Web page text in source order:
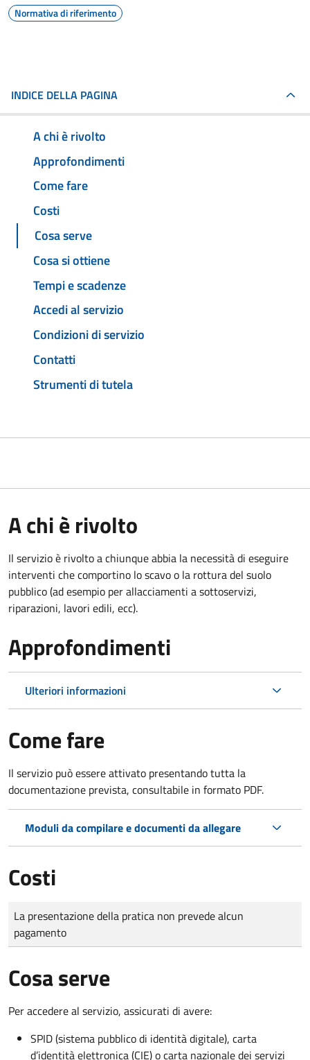
Normativa di riferimento
INDICE DELLA PAGINA
A chi è rivolto
Approfondimenti
Come fare
Costi
Cosa serve
Cosa si ottiene
Tempi e scadenze
Accedi al servizio
Condizioni di servizio
Contatti
Strumenti di tutela
A chi è rivolto
Il servizio è rivolto a chiunque abbia la necessità di eseguire
interventi che comportino lo scavo o la rottura del suolo
pubblico (ad esempio per allacciamenti a sottoservizi,
riparazioni, lavori edili, ecc).
Approfondimenti
Ulteriori informazioni
Come fare
Il servizio può essere attivato presentando tutta la
documentazione prevista, consultabile in formato PDF.
Moduli da compilare e documenti da allegare
Costi
Tipo di pagamento
Importo
La presentazione della pratica non prevede alcun
pagamento
Cosa serve
Per accedere al servizio, assicurati di avere:
SPID (sistema pubblico di identità digitale), carta
d’identità elettronica (CIE) o carta nazionale dei servizi